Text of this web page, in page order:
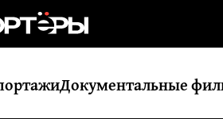
Документальные